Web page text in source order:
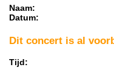
Naam:
Datum:
Dit concert is al
Tijd: